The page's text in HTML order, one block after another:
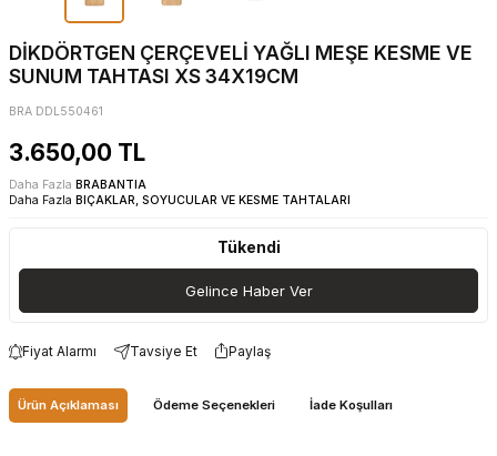
DİKDÖRTGEN ÇERÇEVELİ YAĞLI MEŞE KESME VE
SUNUM TAHTASI XS 34X19CM
BRA DDL550461
3.650,00 TL
Daha Fazla BRABANTIA
Daha Fazla BIÇAKLAR, SOYUCULAR VE KESME TAHTALARI
Tükendi
Gelince Haber Ver
Fiyat Alarmı Tavsiye Et Paylaş
Ürün Açıklaması Ödeme Seçenekleri İade Koşulları